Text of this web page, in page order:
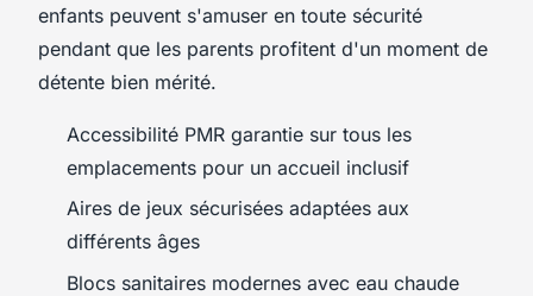
enfants peuvent s'amuser en toute sécurité
pendant que les parents profitent d'un moment de
détente bien mérité.
Accessibilité PMR garantie sur tous les
emplacements pour un accueil inclusif
Aires de jeux sécurisées adaptées aux
différents âges
Blocs sanitaires modernes avec eau chaude